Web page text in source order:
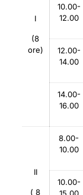
I
(8
ore)
10.00-
12.00
12.00-
14.00
14.00-
16.00
II
( 8
8.00-
10.00
10.00-